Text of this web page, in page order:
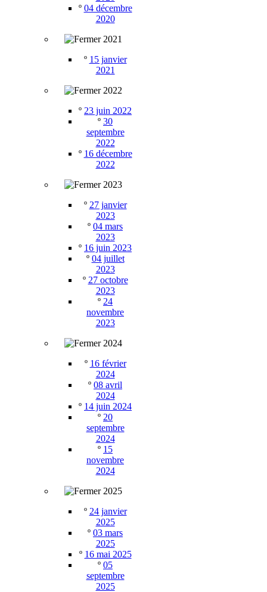
º 04 décembre
2020
2021
º 15 janvier
2021
2022
º 23 juin 2022
º 30
septembre
2022
º 16 décembre
2022
2023
º 27 janvier
2023
º 04 mars
2023
º 16 juin 2023
º 04 juillet
2023
º 27 octobre
2023
º 24
novembre
2023
2024
º 16 février
2024
º 08 avril
2024
º 14 juin 2024
º 20
septembre
2024
º 15
novembre
2024
2025
º 24 janvier
2025
º 03 mars
2025
º 16 mai 2025
º 05
septembre
2025